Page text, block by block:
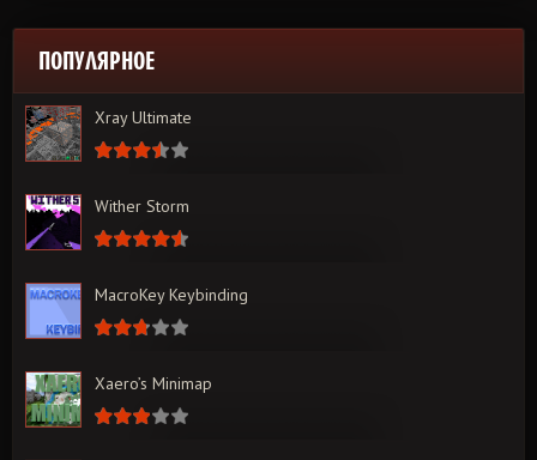
ПОПУЛЯРНОЕ
Xray Ultimate
Wither Storm
MacroKey Keybinding
Xaero’s Minimap